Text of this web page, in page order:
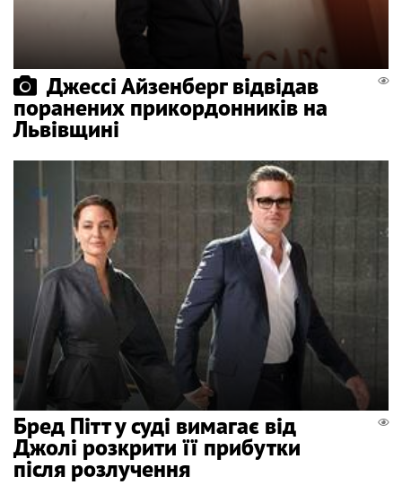
Джессі Айзенберг відвідав
поранених прикордонників на
Львівщині
Бред Пітт у суді вимагає від
Джолі розкрити її прибутки
після розлучення